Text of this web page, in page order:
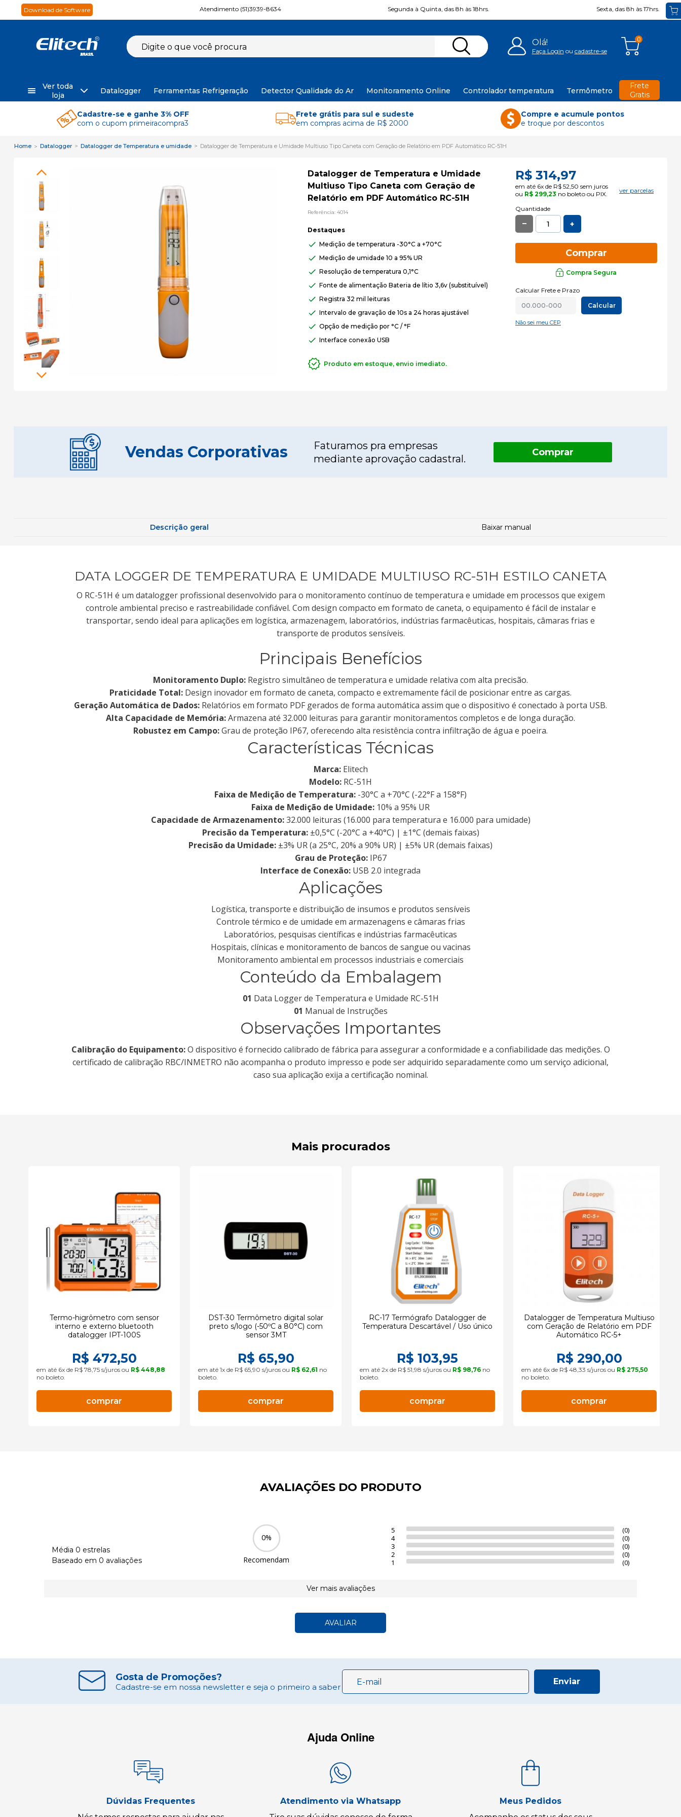
Download de Software Atendimento (51)3939-8634 Segunda à Quinta, das 8h às 18hrs. Sexta, das 8h às 17hrs.
Olá!
Faça Login ou cadastre-se
0
Ver toda
loja
Datalogger Ferramentas Refrigeração Detector Qualidade do Ar Monitoramento Online Controlador temperatura Termômetro
Frete
Gratis
Cadastre-se e ganhe 3% OFF
com o cupom primeiracompra3
Frete grátis para sul e sudeste
em compras acima de R$ 2000
Compre e acumule pontos
e troque por descontos
Home Datalogger Datalogger de Temperatura e umidade Datalogger de Temperatura e Umidade Multiuso Tipo Caneta com Geração de Relatório em PDF Automático RC-51H
Datalogger de Temperatura e Umidade
Multiuso Tipo Caneta com Geração de
Relatório em PDF Automático RC-51H
Referência: 4014
Destaques
Medição de temperatura -30°C a +70°C
Medição de umidade 10 a 95% UR
Resolução de temperatura 0,1°C
Fonte de alimentação Bateria de lítio 3,6v (substituível)
Registra 32 mil leituras
Intervalo de gravação de 10s a 24 horas ajustável
Opção de medição por °C / °F
Interface conexão USB
Produto em estoque, envio imediato.
R$ 314,97
em até 6x de R$ 52,50 sem juros
ou R$ 299,23 no boleto ou PIX. ver parcelas
Quantidade
+
Comprar
Compra Segura
Calcular Frete e Prazo
Calcular
Não sei meu CEP
Vendas Corporativas
Faturamos pra empresas
mediante aprovação cadastral.
Comprar
Descrição geral Baixar manual
DATA LOGGER DE TEMPERATURA E UMIDADE MULTIUSO RC-51H ESTILO CANETA
O RC-51H é um datalogger profissional desenvolvido para o monitoramento contínuo de temperatura e umidade em processos que exigem
controle ambiental preciso e rastreabilidade confiável. Com design compacto em formato de caneta, o equipamento é fácil de instalar e
transportar, sendo ideal para aplicações em logística, armazenagem, laboratórios, indústrias farmacêuticas, hospitais, câmaras frias e
transporte de produtos sensíveis.
Principais Benefícios
Monitoramento Duplo: Registro simultâneo de temperatura e umidade relativa com alta precisão.
Praticidade Total: Design inovador em formato de caneta, compacto e extremamente fácil de posicionar entre as cargas.
Geração Automática de Dados: Relatórios em formato PDF gerados de forma automática assim que o dispositivo é conectado à porta USB.
Alta Capacidade de Memória:Armazena até 32.000 leituras para garantir monitoramentos completos e de longa duração.
Robustez em Campo:Grau de proteção IP67, oferecendo alta resistência contra infiltração de água e poeira.
Características Técnicas
Marca:Elitech
Modelo: RC-51H
Faixa de Medição de Temperatura: -30°C a +70°C (-22°F a 158°F)
Faixa de Medição de Umidade: 10% a 95% UR
Capacidade de Armazenamento:32.000 leituras (16.000 para temperatura e 16.000 para umidade)
Precisão da Temperatura:±0,5°C (-20°C a +40°C) | ±1°C (demais faixas)
Precisão da Umidade: ±3% UR (a 25°C, 20% a 90% UR) | ±5% UR (demais faixas)
Grau de Proteção:IP67
Interface de Conexão: USB 2.0 integrada
Aplicações
Logística, transporte e distribuição de insumos e produtos sensíveis
Controle térmico e de umidade em armazenagens e câmaras frias
Laboratórios, pesquisas científicas e indústrias farmacêuticas
Hospitais, clínicas e monitoramento de bancos de sangue ou vacinas
Monitoramento ambiental em processos industriais e comerciais
Conteúdo da Embalagem
01 Data Logger de Temperatura e Umidade RC-51H
01 Manual de Instruções
Observações Importantes
Calibração do Equipamento:O dispositivo é fornecido calibrado de fábrica para assegurar a conformidade e a confiabilidade das medições. O
certificado de calibração RBC/INMETRO não acompanha o produto impresso e pode ser adquirido separadamente como um serviço adicional,
caso sua aplicação exija a certificação nominal.
Mais procurados
Termo-higrômetro com sensor
interno e externo bluetooth
datalogger IPT-100S
R$ 472,50
em até 6x de R$ 78,75 s/juros ou R$ 448,88
no boleto.
comprar
DST-30 Termômetro digital solar
preto s/logo (-50ºC a 80°C) com
sensor 3MT
R$ 65,90
em até 1x de R$ 65,90 s/juros ou R$ 62,61 no
boleto.
comprar
RC-17 Termógrafo Datalogger de
Temperatura Descartável / Uso único
R$ 103,95
em até 2x de R$ 51,98 s/juros ou R$ 98,76 no
boleto.
comprar
Datalogger de Temperatura Multiuso
com Geração de Relatório em PDF
Automático RC-5+
R$ 290,00
em até 6x de R$ 48,33 s/juros ou R$ 275,50
no boleto.
comprar
AVALIAÇÕES DO PRODUTO
Média 0 estrelas
Baseado em 0 avaliações
0%
Recomendam
5
(0)
4
(0)
3
(0)
2
(0)
1
(0)
Ver mais avaliações
AVALIAR
Gosta de Promoções?
Cadastre-se em nossa newsletter e seja o primeiro a saber
Enviar
Ajuda Online
Dúvidas Frequentes
Atendimento via Whatsapp
Meus Pedidos